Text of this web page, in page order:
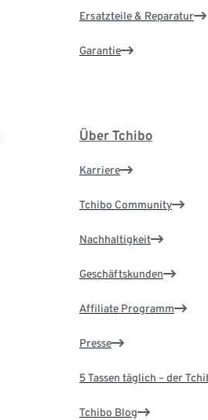
Ersatzteile & Reparatur
Garantie
Über Tchibo
Karriere
Tchibo Community
Nachhaltigkeit
Geschäftskunden
Affiliate Programm
Presse
5 Tassen täglich – der
Tchibo Blog